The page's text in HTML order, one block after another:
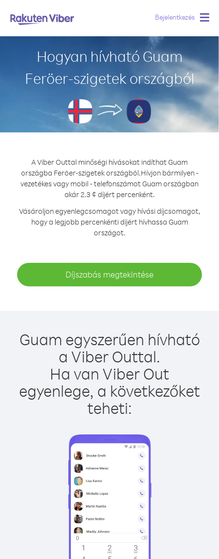
Bejelentkezés
Hogyan hívható Guam
Feröer-szigetek országból
A Viber Outtal minőségi hívásokat indíthat Guam
országba Feröer-szigetek országból.Hívjon bármilyen -
vezetékes vagy mobil - telefonszámot Guam országban
akár 2.3 ¢ díjért percenként.
Vásároljon egyenlegcsomagot vagy hívási díjcsomagot,
hogy a legjobb percenkénti díjért hívhassa Guam
országot.
Díjszabás megtekintése
Guam egyszerűen hívható
a Viber Outtal.
Ha van Viber Out
egyenlege, a következőket
teheti: